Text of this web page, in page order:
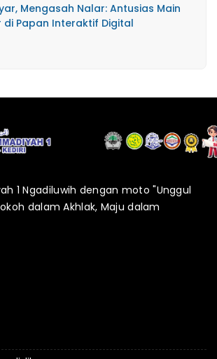
Mengasah Nalar: Antusias Main
di Papan Interaktif Digital
1 Ngadiluwih dengan moto "Unggul
dalam Akhlak, Maju dalam